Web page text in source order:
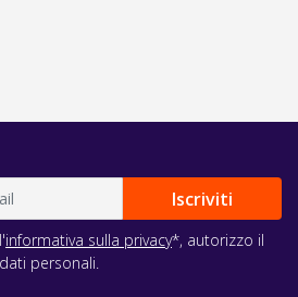
informativa sulla privacy*, autorizzo il
personali.